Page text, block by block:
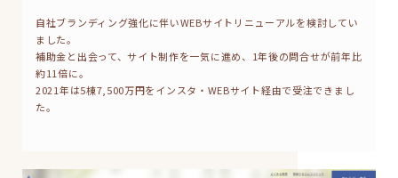
自社ブランディング強化に伴いWEBサイトリニューアルを検討してい
ました。
補助金と出会って、サイト制作を一気に進め、1年後の問合せが前年比
約11倍に。
2021年は5棟7,500万円をインスタ・WEBサイト経由で受注できまし
た。